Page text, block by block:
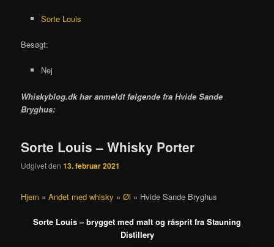
Sorte Louis
Besøgt:
Nej
Whiskyblog.dk har anmeldt følgende fraHvide Sande
Bryghus:
Sorte Louis – Whisky Porter
Udgivet den13. februar 2021
Hjem »Andet med whisky »Øl » Hvide Sande Bryghus
Sorte Louis – brygget med malt og råsprit fra Stauning
Distillery